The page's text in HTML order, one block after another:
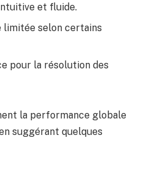
et fluide.
limitée selon certains
pour la résolution des
la performance globale
suggérant quelques